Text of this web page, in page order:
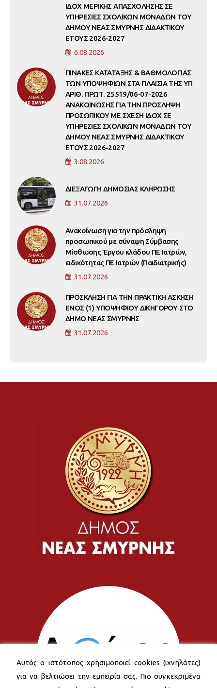
ΙΔΟΧ ΜΕΡΙΚΗΣ ΑΠΑΣΧΟΛΗΣΗΣ ΣΕ
ΥΠΗΡΕΣΙΕΣ ΣΧΟΛΙΚΩΝ ΜΟΝΑΔΩΝ ΤΟΥ
ΔΗΜΟΥ ΝΕΑΣ ΣΜΥΡΝΗΣ ΔΙΔΑΚΤΙΚΟΥ
ΕΤΟΥΣ 2026-2027
6.08.2026
ΠΙΝΑΚΕΣ ΚΑΤΑΤΑΞΗΣ & ΒΑΘΜΟΛΟΓΙΑΣ
ΤΩΝ ΥΠΟΨΗΦΙΩΝ ΣΤΑ ΠΛΑΙΣΙΑ ΤΗΣ ΥΠ
ΑΡΙΘ. ΠΡΩΤ. 25519/06-07-2026
ΑΝΑΚΟΙΝΩΣΗΣ ΓΙΑ ΤΗΝ ΠΡΟΣΛΗΨΗ
ΠΡΟΣΩΠΙΚΟΥ ΜΕ ΣΧΕΣΗ ΙΔΟΧ ΣΕ
ΥΠΗΡΕΣΙΕΣ ΣΧΟΛΙΚΩΝ ΜΟΝΑΔΩΝ ΤΟΥ
ΔΗΜΟΥ ΝΕΑΣ ΣΜΥΡΝΗΣ ΔΙΔΑΚΤΙΚΟΥ
ΕΤΟΥΣ 2026-2027
3.08.2026
ΔΙΕΞΑΓΩΓΗ ΔΗΜΟΣΙΑΣ ΚΛΗΡΩΣΗΣ
31.07.2026
Ανακοίνωση για την πρόσληψη
προσωπικού με σύναψη Σύμβασης
Μίσθωσης Έργου κλάδου ΠΕ Ιατρών,
ειδικότητας ΠΕ Ιατρών (Παιδιατρικής)
31.07.2026
ΠΡΟΣΚΛΗΣΗ ΓΙΑ ΤΗΝ ΠΡΑΚΤΙΚΗ ΑΣΚΗΣΗ
ΕΝΟΣ (1) ΥΠΟΨΗΦΙΟΥ ΔΙΚΗΓΟΡΟΥ ΣΤΟ
ΔΗΜΟ ΝΕΑΣ ΣΜΥΡΝΗΣ
31.07.2026
Αυτός ο ιστότοπος χρησιμοποιεί cookies (ιχνηλάτες)
για να βελτιώσει την εμπειρία σας. Πιο συγκεκριμένα